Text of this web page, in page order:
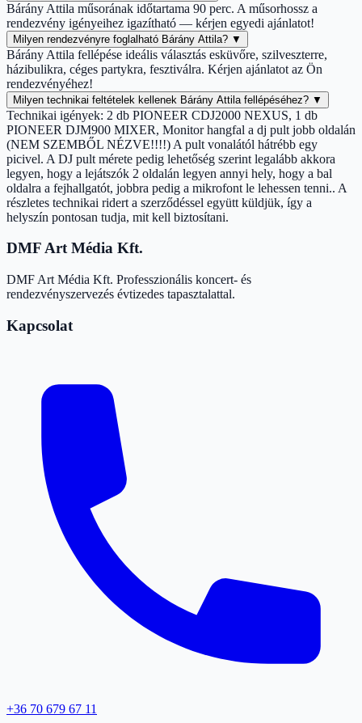
Bárány Attila műsorának időtartama 90 perc. A műsorhossz a
rendezvény igényeihez igazítható — kérjen egyedi ajánlatot!
Milyen rendezvényre foglalható Bárány Attila? ▼
Bárány Attila fellépése ideális választás esküvőre, szilveszterre,
házibulikra, céges partykra, fesztiválra. Kérjen ajánlatot az Ön
rendezvényéhez!
Milyen technikai feltételek kellenek Bárány Attila fellépéséhez? ▼
Technikai igények: 2 db PIONEER CDJ2000 NEXUS, 1 db
PIONEER DJM900 MIXER, Monitor hangfal a dj pult jobb oldalán
(NEM SZEMBŐL NÉZVE!!!!) A pult vonalától hátrébb egy
picivel. A DJ pult mérete pedig lehetőség szerint legalább akkora
legyen, hogy a lejátszók 2 oldalán legyen annyi hely, hogy a bal
oldalra a fejhallgatót, jobbra pedig a mikrofont le lehessen tenni.. A
részletes technikai ridert a szerződéssel együtt küldjük, így a
helyszín pontosan tudja, mit kell biztosítani.
DMF Art Média Kft.
DMF Art Média Kft. Professzionális koncert- és
rendezvényszervezés évtizedes tapasztalattal.
Kapcsolat
+36 70 679 67 11